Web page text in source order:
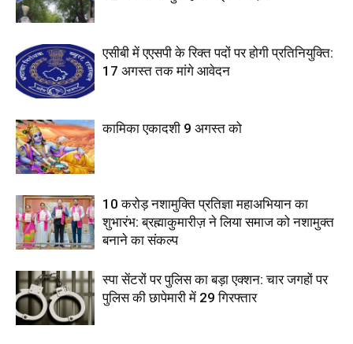
एसीबी में एएसपी के रिक्त पदों पर होगी प्रतिनियुक्ति:
17 अगस्त तक मांगे आवेदन
कामिका एकादशी 9 अगस्त को
10 करोड़ नशामुक्ति प्रतिज्ञा महाअभियान का
शुभारंभ: ब्रह्माकुमारीज़ ने लिया समाज को नशामुक्त
बनाने का संकल्प
स्पा सेंटरों पर पुलिस का बड़ा एक्शन: चार जगहों पर
पुलिस की छापेमारी में 29 गिरफ्तार